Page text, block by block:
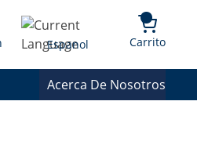
Language
Espanol Carrito{0}
Acerca De Nosotros